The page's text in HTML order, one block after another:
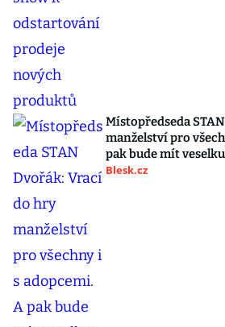
Místopředseda
manželství pro
pak bude mít
Blesk.cz